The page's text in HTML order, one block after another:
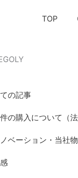
TOP
の記事
の購入について（
ベーション・当社